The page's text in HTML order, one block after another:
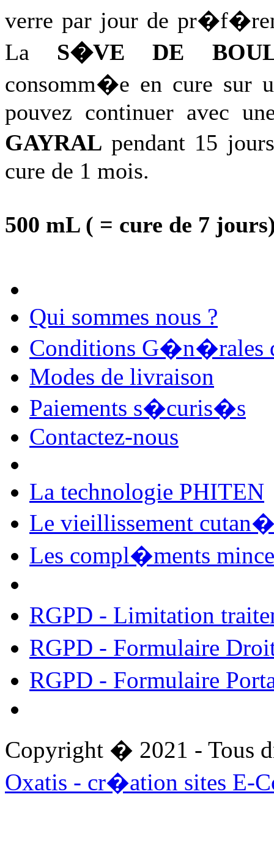
verre par jour de
La S�VE DE
consomm�e en cure sur
pouvez continuer avec
GAYRAL pendant 15
cure de 1 mois.
500 mL ( = cure de 7
Qui sommes nous ?
Conditions G�n�rales
Modes de livraison
Paiements s�curis�s
Contactez-nous
La technologie PHITEN
Le vieillissement
Les compl�ments
RGPD - Limitation
RGPD - Formulaire
RGPD - Formulaire
Copyright � 2021 - Tous
Oxatis - cr�ation sites E-